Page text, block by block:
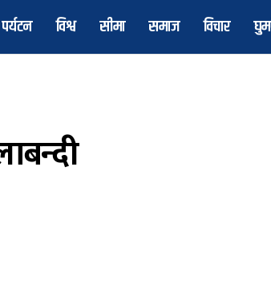
पर्यटन विश्व सीमा समाज विचार